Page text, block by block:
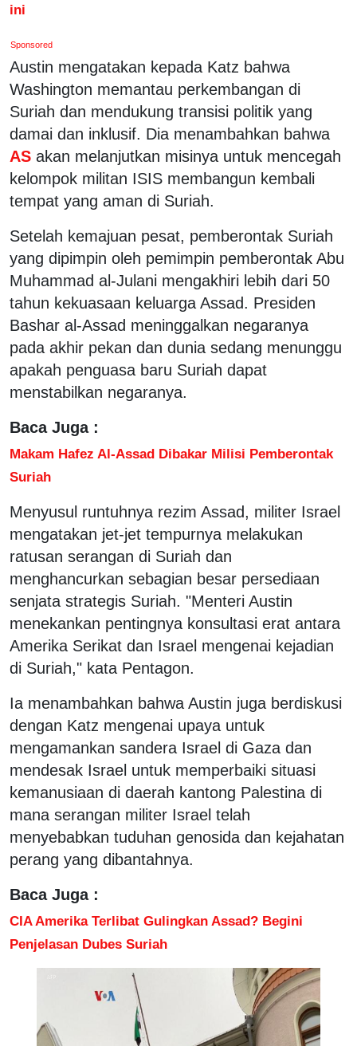
ini
Sponsored
Austin mengatakan kepada Katz bahwa
Washington memantau perkembangan di
Suriah dan mendukung transisi politik yang
damai dan inklusif. Dia menambahkan bahwa
AS akan melanjutkan misinya untuk mencegah
kelompok militan ISIS membangun kembali
tempat yang aman di Suriah.
Setelah kemajuan pesat, pemberontak Suriah
yang dipimpin oleh pemimpin pemberontak Abu
Muhammad al-Julani mengakhiri lebih dari 50
tahun kekuasaan keluarga Assad. Presiden
Bashar al-Assad meninggalkan negaranya
pada akhir pekan dan dunia sedang menunggu
apakah penguasa baru Suriah dapat
menstabilkan negaranya.
Baca Juga :
Makam Hafez Al-Assad Dibakar Milisi Pemberontak
Suriah
Menyusul runtuhnya rezim Assad, militer Israel
mengatakan jet-jet tempurnya melakukan
ratusan serangan di Suriah dan
menghancurkan sebagian besar persediaan
senjata strategis Suriah. "Menteri Austin
menekankan pentingnya konsultasi erat antara
Amerika Serikat dan Israel mengenai kejadian
di Suriah," kata Pentagon.
Ia menambahkan bahwa Austin juga berdiskusi
dengan Katz mengenai upaya untuk
mengamankan sandera Israel di Gaza dan
mendesak Israel untuk memperbaiki situasi
kemanusiaan di daerah kantong Palestina di
mana serangan militer Israel telah
menyebabkan tuduhan genosida dan kejahatan
perang yang dibantahnya.
Baca Juga :
CIA Amerika Terlibat Gulingkan Assad? Begini
Penjelasan Dubes Suriah